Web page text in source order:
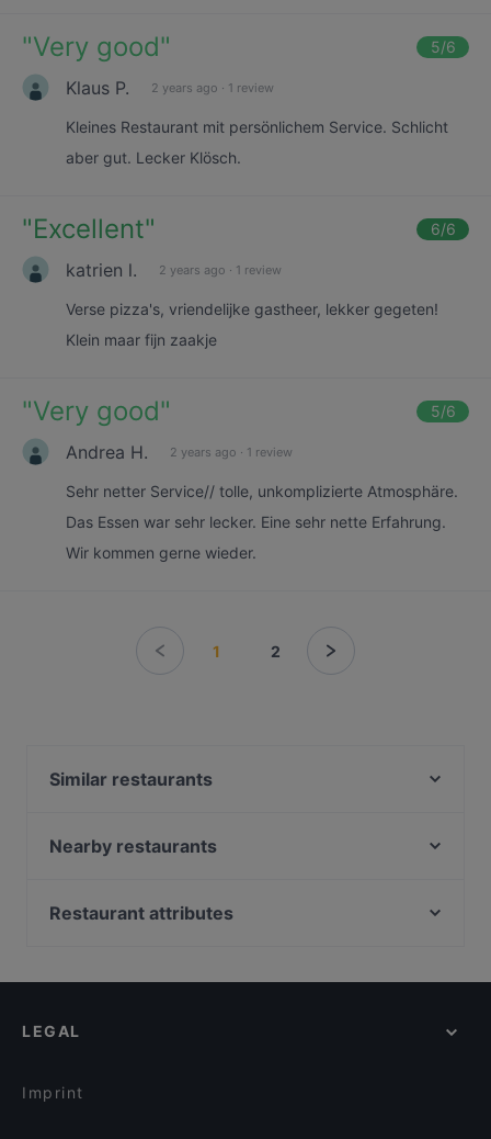
"Very good" 5/6
Klaus P. 2 years ago · 1 review
Kleines Restaurant mit persönlichem Service. Schlicht
aber gut. Lecker Klösch.
"Excellent" 6/6
katrien l. 2 years ago · 1 review
Verse pizza's, vriendelijke gastheer, lekker gegeten!
Klein maar fijn zaakje
"Very good" 5/6
Andrea H. 2 years ago · 1 review
Sehr netter Service// tolle, unkomplizierte Atmosphäre.
Das Essen war sehr lecker. Eine sehr nette Erfahrung.
Wir kommen gerne wieder.
1 2
Similar restaurants
Peking am Dom
Restaurant Bepi
Slavia
Nearby restaurants
Bamiyan & Bollyfood Köln
Mikado Sushi & More Köln
Restaurant attributes
Restaurants For Business Lunch in Cologne
LEGAL
Imprint